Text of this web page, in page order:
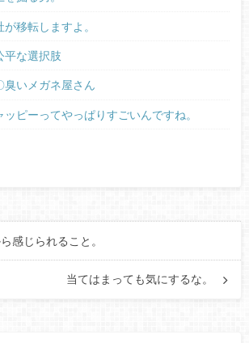
が移転しますよ。
平な選択肢
臭いメガネ屋さん
ッピーってやっぱりすごいんですね。
感じられること。
当てはまっても気にするな。